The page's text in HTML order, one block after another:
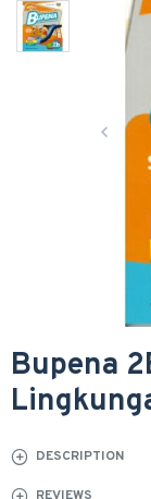
Bupena
DESCRIPTION
REVIEWS